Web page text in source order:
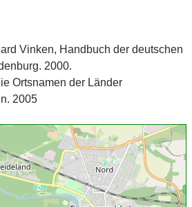
Vinken, Handbuch der deutschen
2000.
Ortsnamen der Länder
2005